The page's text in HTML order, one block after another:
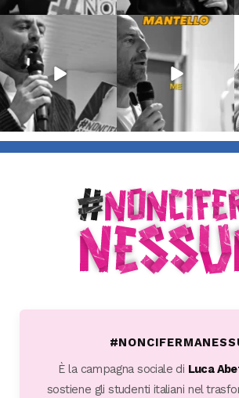
Lug 9
54
Giu 21
È la campagna sociale di Luca
sostiene gli studenti italiani nel